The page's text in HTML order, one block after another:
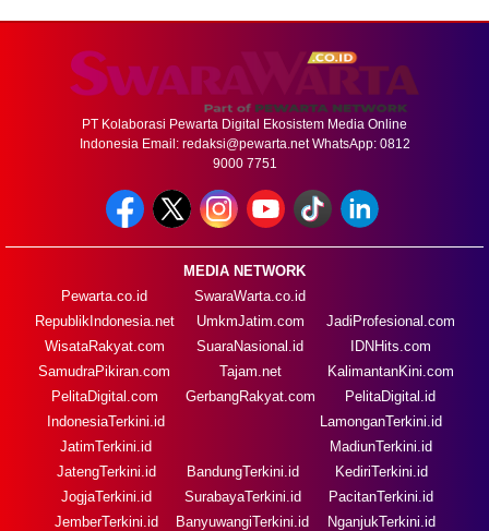
PT Kolaborasi Pewarta Digital Ekosistem Media Online
Indonesia Email: redaksi@pewarta.netWhatsApp: 0812
9000 7751
MEDIA NETWORK
Pewarta.co.id
RepublikIndonesia.net
WisataRakyat.com
SamudraPikiran.com
PelitaDigital.com
SwaraWarta.co.id
UmkmJatim.com
SuaraNasional.id
Tajam.net
GerbangRakyat.com
JadiProfesional.com
IDNHits.com
KalimantanKini.com
PelitaDigital.id
IndonesiaTerkini.id
JatimTerkini.id
JatengTerkini.id
JogjaTerkini.id
JemberTerkini.id
BandungTerkini.id
SurabayaTerkini.id
BanyuwangiTerkini.id
LamonganTerkini.id
MadiunTerkini.id
KediriTerkini.id
PacitanTerkini.id
NganjukTerkini.id